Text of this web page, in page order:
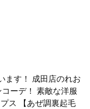
ます！ 成田店のれお
ーデ！ 素敵な洋服
ス 【あぜ調裏起毛